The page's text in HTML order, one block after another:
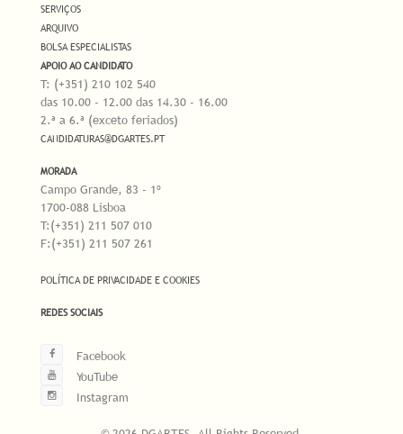
SERVIÇOS
ARQUIVO
BOLSA ESPECIALISTAS
APOIO AO CANDIDATO
T: (+351) 210 102 540
das 10.00 - 12.00 das 14.30 - 16.00
2.ª a 6.ª (exceto feriados)
CANDIDATURAS@DGARTES.PT
MORADA
Campo Grande, 83 - 1º
1700-088 Lisboa
T:(+351) 211 507 010
F:(+351) 211 507 261
POLÍTICA DE PRIVACIDADE E COOKIES
REDES SOCIAIS
Facebook
YouTube
Instagram